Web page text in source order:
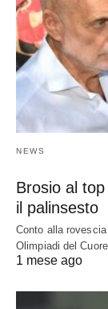
NEWS
Brosio al
il palinsesto
Conto alla
Olimpiadi del
1 mese ago